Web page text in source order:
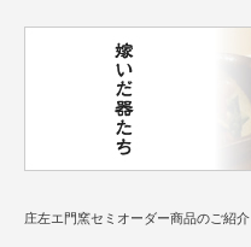
庄左エ門窯セミオーダー商品のご紹介